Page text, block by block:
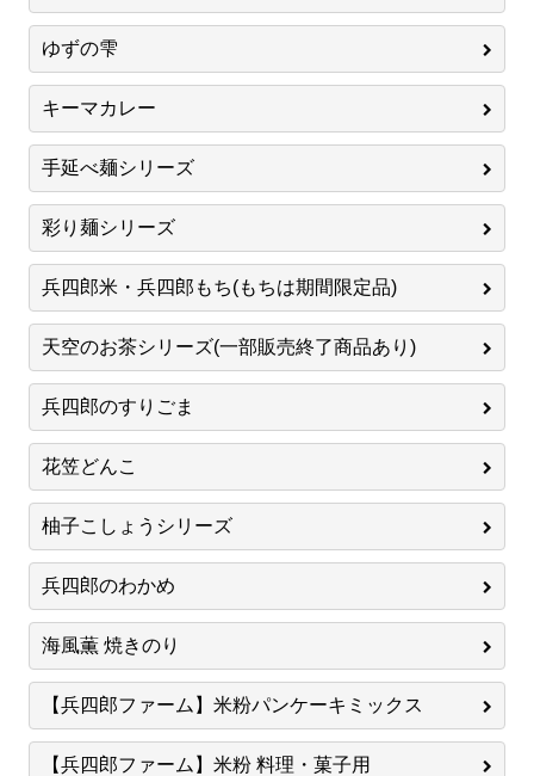
ゆずの雫
キーマカレー
手延べ麺シリーズ
彩り麺シリーズ
兵四郎米・兵四郎もち(もちは期間限定品)
天空のお茶シリーズ(一部販売終了商品あり)
兵四郎のすりごま
花笠どんこ
柚子こしょうシリーズ
兵四郎のわかめ
海風薫 焼きのり
【兵四郎ファーム】米粉パンケーキミックス
【兵四郎ファーム】米粉 料理・菓子用